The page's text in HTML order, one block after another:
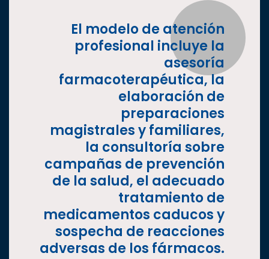
El modelo de atención
profesional incluye la
asesoría
farmacoterapéutica, la
elaboración de
preparaciones
magistrales y familiares,
la consultoría sobre
campañas de prevención
de la salud, el adecuado
tratamiento de
medicamentos caducos y
sospecha de reacciones
adversas de los fármacos.